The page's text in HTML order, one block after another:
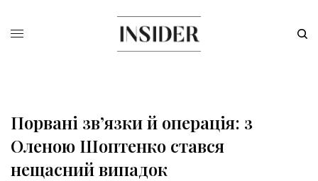
Порвані зв’язки й операція: з
Оленою Шоптенко стався
нещасний випадок